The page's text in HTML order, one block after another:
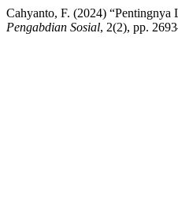
Cahyanto, F. (2024)
Pengabdian Sosial, 2(2), pp.